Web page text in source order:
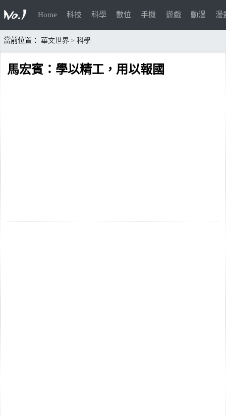
Home 科技 科學 數位 手機 遊戲 動漫 漫
當前位置： 華文世界 > 科學
馬宏賓：學以精工，用以報國